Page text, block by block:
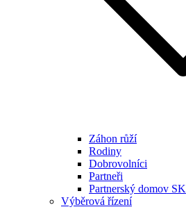
Záhon růží
Rodiny
Dobrovolníci
Partneři
Partnerský domov SK
Výběrová řízení